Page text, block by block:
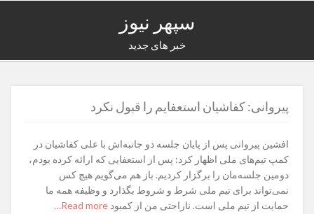
سپهر نیوز
خبر های جدید
پیروانی: کفاشیان استعفایم را قبول نکرد
افشین پیروانی پس از پایان جلسه دو جانبه‌اش با علی کفاشیان در
کمپ تیم‌های ملی اظهار کرد: پس از استعفایی که ارائه کرده بودم،
دومین جلسه‌مان را برگزار کردیم. باز هم می‌گویم هیچ کس
نمی‌تواند برای تیم ملی شرط و شروط بگذارد و وظیفه همه ما
حمایت از تیم ملی است. ناراحتی من از کمبود